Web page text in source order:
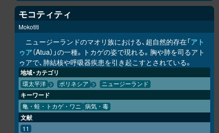
モコティティ
Mokotiti
ニュージーランドのマオリ族における、超自然的存在「アト
ゥア（Atua）」の一種。トカゲの姿で現れる。胸や肺を司るアト
ゥアで、肺結核や呼吸器疾患を引き起こすとされている。
地域・カテゴリ
環太平洋 ポリネシア ニュージーランド
キーワード
亀・蛙・トカゲ・ワニ 病気・毒
文献
11